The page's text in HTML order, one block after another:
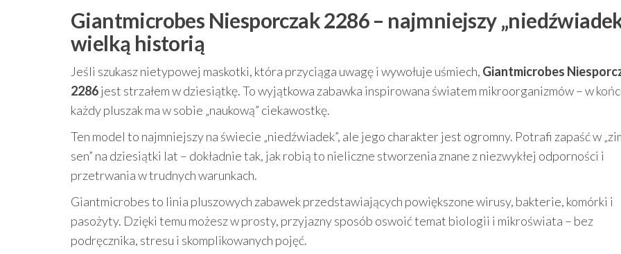
Giantmicrobes Niesporczak 2286 – najmniejszy
wielką historią
Jeśli szukasz nietypowej maskotki, która przyciąga uwagę i wywołuje uśmiech, Giantmicrobes
2286jest strzałem w dziesiątkę. To wyjątkowa zabawka inspirowana światem mikroorganizmów – w
każdy pluszak ma w sobie „naukową” ciekawostkę.
Ten model to najmniejszy na świecie „niedźwiadek”, ale jego charakter jest ogromny. Potrafi zapaść w
sen” na dziesiątki lat – dokładnie tak, jak robią to nieliczne stworzenia znane z niezwykłej odporności i
przetrwania w trudnych warunkach.
Giantmicrobes to linia pluszowych zabawek przedstawiających powiększone wirusy, bakterie, komórki i
pasożyty. Dzięki temu możesz w prosty, przyjazny sposób oswoić temat biologii i mikroświata – bez
podręcznika, stresu i skomplikowanych pojęć.